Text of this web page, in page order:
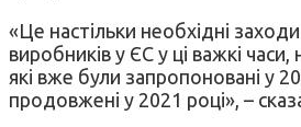
«Це настільки необхідні
виробників у ЄС у ці важкі
які вже були запропоновані у
продовжені у 2021 році», –